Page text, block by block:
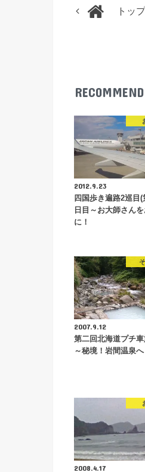
トッ
RECOMMEND
2012.9.23
四国歩き遍路2巡目(
日目～お大師さんを
に！
2007.9.12
第二回北海道プチ車
～秘境！岩間温泉へ
2008.4.17